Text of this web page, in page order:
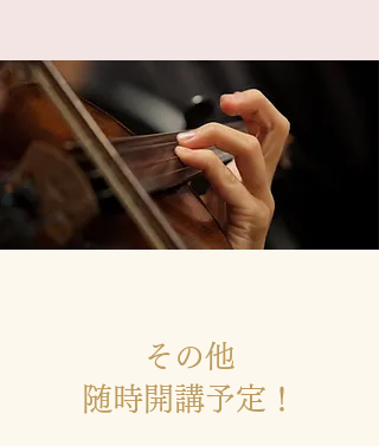
その他
随時開講予定！